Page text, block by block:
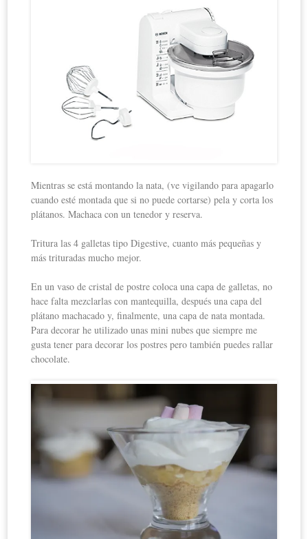
Mientras se está montando la nata, (ve vigilando para apagarlo
cuando esté montada que si no puede cortarse) pela y corta los
plátanos. Machaca con un tenedor y reserva.
Tritura las 4 galletas tipo Digestive, cuanto más pequeñas y
más trituradas mucho mejor.
En un vaso de cristal de postre coloca una capa de galletas, no
hace falta mezclarlas con mantequilla, después una capa del
plátano machacado y, finalmente, una capa de nata montada.
Para decorar he utilizado unas mini nubes que siempre me
gusta tener para decorar los postres pero también puedes rallar
chocolate.